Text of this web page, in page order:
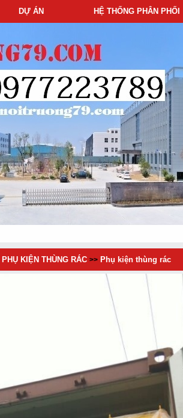
DỰ ÁN HỆ THỐNG PHÂN PHỐI
PHỤ KIỆN THÙNG RÁC >> Phụ kiện thùng rác